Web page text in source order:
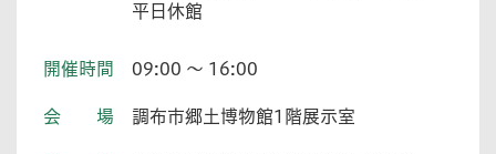
平日休館
開催時間 09:00 ～ 16:00
会場 調布市郷土博物館1階展示室